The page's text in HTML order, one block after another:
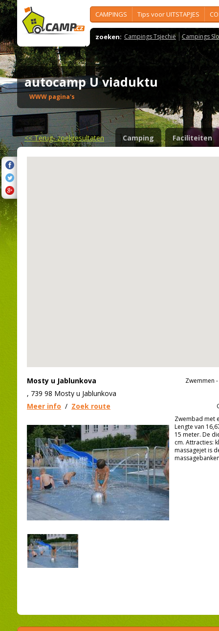
CAMPINGS Tips voor UITSTAPJES
zoeken: Campings Tsjechië Campings
autocamp U viaduktu
WWW pagina's
<<Terug- zoekresultaten Camping Faciliteiten
Mosty u Jablunkova
, 739 98 Mosty u Jablunkova
Meer info / Zoek route
Zwemmen
Zwembad met
Lengte van
15 meter. De
cm. Attracties:
massagejet is